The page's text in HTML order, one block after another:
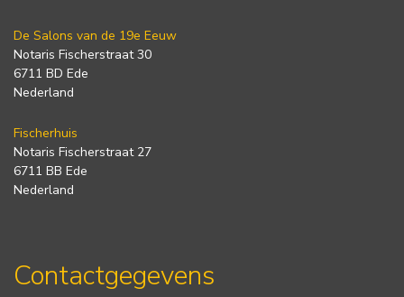
De Salons van de 19e Eeuw
Notaris Fischerstraat 30
6711 BD Ede
Nederland
Fischerhuis
Notaris Fischerstraat 27
6711 BB Ede
Nederland
Contactgegevens